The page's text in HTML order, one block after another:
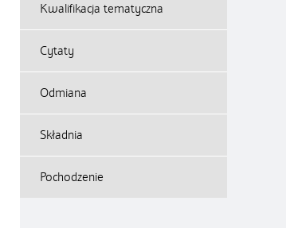
Kwalifikacja tematyczna
Cytaty
Odmiana
Składnia
Pochodzenie